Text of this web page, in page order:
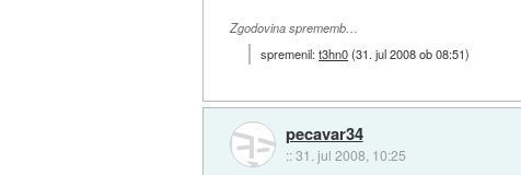
Zgodovina sprememb…
spremenil:t3hn0(31. jul 2008 ob 08:51)
pecavar34
::31. jul 2008, 10:25